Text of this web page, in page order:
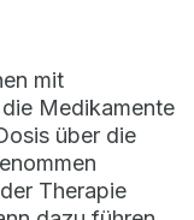
mit
Medikamente
über die
Therapie